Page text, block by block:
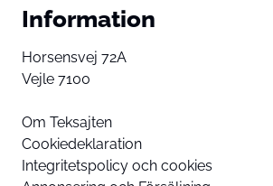
Information
Horsensvej 72A
Vejle 7100
Om Teksajten
Cookiedeklaration
Integritetspolicy och cookies